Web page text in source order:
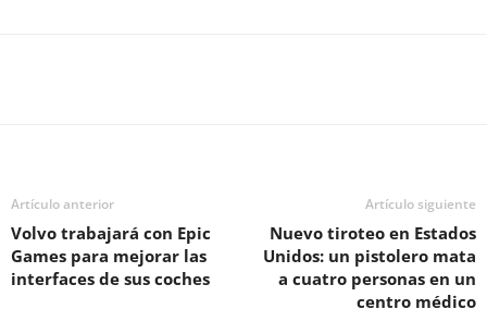
Artículo anterior
Volvo trabajará con Epic
Games para mejorar las
interfaces de sus coches
Artículo siguiente
Nuevo tiroteo en Estados
Unidos: un pistolero mata
a cuatro personas en un
centro médico